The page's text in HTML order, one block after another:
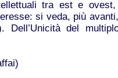
tra est e
si veda, più
Dell’Unicità del